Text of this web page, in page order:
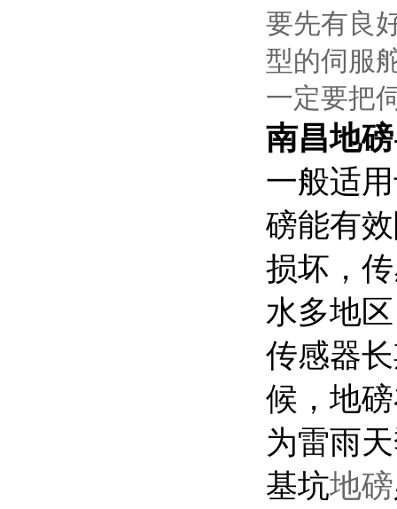
要先有良
型的伺服
一定要把
南昌地
一般适
磅能有
损坏，
水多地
传感器
候，地
为雷雨
基坑地磅